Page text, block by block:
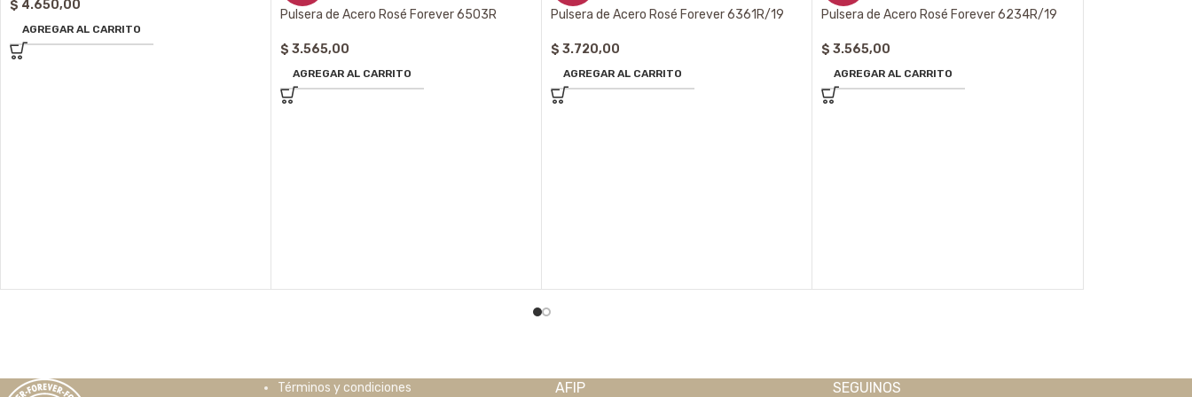
$ 4.650,00
AGREGAR AL CARRITO
Pulsera de Acero Rosé Forever 6503R
$ 3.565,00
AGREGAR AL CARRITO
Pulsera de Acero Rosé Forever 6361R/19
$ 3.720,00
AGREGAR AL CARRITO
Pulsera de Acero Rosé Forever 6234R/19
$ 3.565,00
AGREGAR AL CARRITO
Términos y condiciones AFIP SEGUINOS